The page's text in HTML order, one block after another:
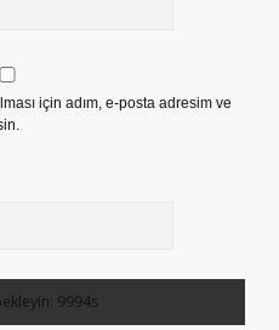
için adım, e-posta adresim ve